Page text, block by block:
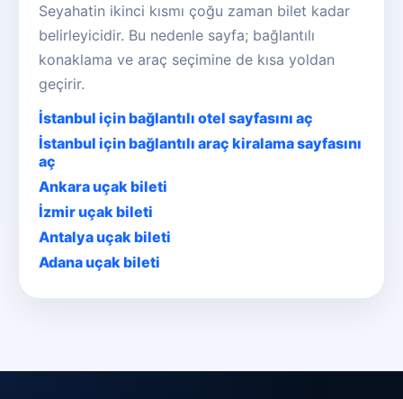
Seyahatin ikinci kısmı çoğu zaman bilet kadar
belirleyicidir. Bu nedenle sayfa; bağlantılı
konaklama ve araç seçimine de kısa yoldan
geçirir.
İstanbul için bağlantılı otel sayfasını aç
İstanbul için bağlantılı araç kiralama sayfasını
aç
Ankara uçak bileti
İzmir uçak bileti
Antalya uçak bileti
Adana uçak bileti